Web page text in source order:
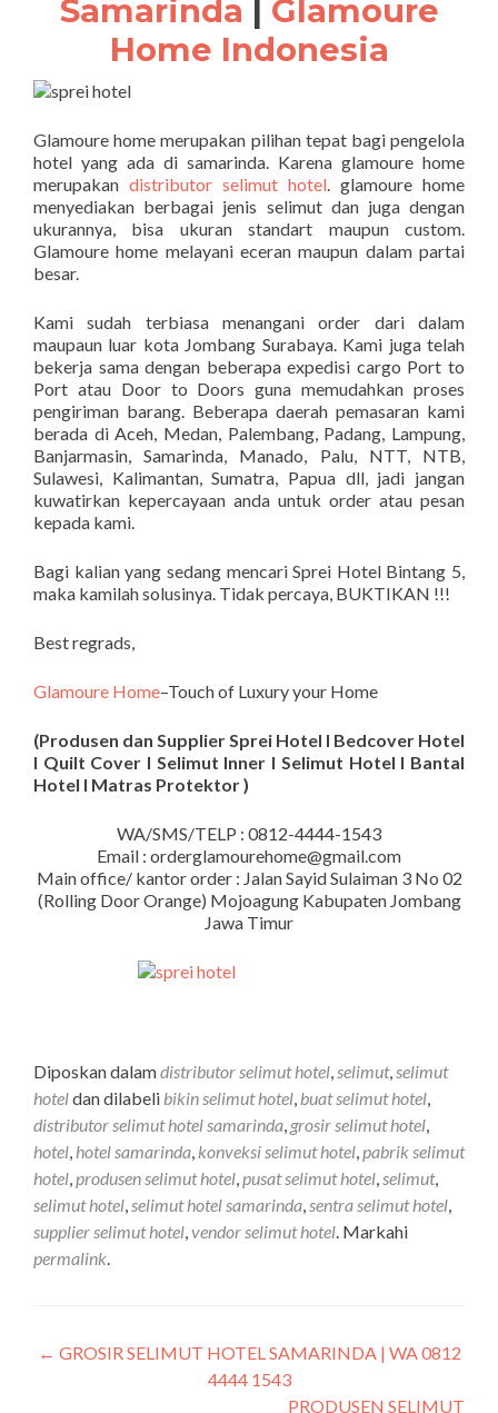
Samarinda | Glamoure
Home Indonesia
Glamoure home merupakan pilihan tepat bagi pengelola
hotel yang ada di samarinda. Karena glamoure home
merupakan distributor selimut hotel. glamoure home
menyediakan berbagai jenis selimut dan juga dengan
ukurannya, bisa ukuran standart maupun custom.
Glamoure home melayani eceran maupun dalam partai
besar.
Kami sudah terbiasa menangani order dari dalam
maupaun luar kota Jombang Surabaya. Kami juga telah
bekerja sama dengan beberapa expedisi cargo Port to
Port atau Door to Doors guna memudahkan proses
pengiriman barang. Beberapa daerah pemasaran kami
berada di Aceh, Medan, Palembang, Padang, Lampung,
Banjarmasin, Samarinda, Manado, Palu, NTT, NTB,
Sulawesi, Kalimantan, Sumatra, Papua dll, jadi jangan
kuwatirkan kepercayaan anda untuk order atau pesan
kepada kami.
Bagi kalian yang sedang mencari Sprei Hotel Bintang 5,
maka kamilah solusinya. Tidak percaya, BUKTIKAN !!!
Best regrads,
Glamoure Home–Touch of Luxury your Home
(Produsen dan Supplier Sprei Hotel I Bedcover Hotel
I Quilt Cover I Selimut Inner I Selimut Hotel I Bantal
Hotel I Matras Protektor )
WA/SMS/TELP : 0812-4444-1543
Email : orderglamourehome@gmail.com
Main office/ kantor order : Jalan Sayid Sulaiman 3 No 02
(Rolling Door Orange) Mojoagung Kabupaten Jombang
Jawa Timur
Diposkan dalamdistributor selimut hotel,selimut,selimut
hoteldan dilabeli bikin selimut hotel, buat selimut hotel,
distributor selimut hotel samarinda, grosir selimut hotel,
hotel, hotel samarinda, konveksi selimut hotel,pabrik selimut
hotel,produsen selimut hotel,pusat selimut hotel,selimut,
selimut hotel,selimut hotel samarinda,sentra selimut hotel,
supplier selimut hotel,vendor selimut hotel. Markahi
permalink.
← GROSIR SELIMUT HOTEL SAMARINDA | WA 0812
4444 1543
PRODUSEN SELIMUT